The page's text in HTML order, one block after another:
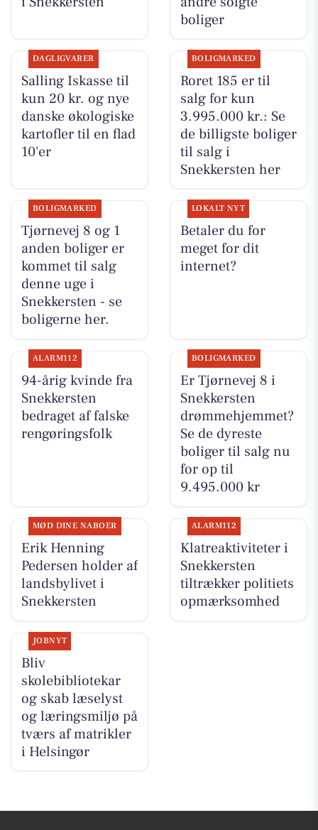
boliger
DAGLIGVARER
Salling Iskasse til
kun 20 kr. og nye
danske økologiske
kartofler til en flad
10'er
BOLIGMARKED
Roret 185 er til
salg for kun
3.995.000 kr.: Se
de billigste boliger
til salg i
Snekkersten her
BOLIGMARKED
Tjørnevej 8 og 1
anden boliger er
kommet til salg
denne uge i
Snekkersten - se
boligerne her.
LOKALT NYT
Betaler du for
meget for dit
internet?
ALARM112
94-årig kvinde fra
Snekkersten
bedraget af falske
rengøringsfolk
BOLIGMARKED
Er Tjørnevej 8 i
Snekkersten
drømmehjemmet?
Se de dyreste
boliger til salg nu
for op til
9.495.000 kr
MØD DINE NABOER
Erik Henning
Pedersen holder af
landsbylivet i
Snekkersten
ALARM112
Klatreaktiviteter i
Snekkersten
tiltrækker politiets
opmærksomhed
JOBNYT
Bliv
skolebibliotekar
og skab læselyst
og læringsmiljø på
tværs af matrikler
i Helsingør